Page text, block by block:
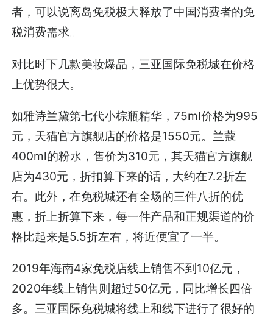
者，可以说离岛免税极大释放了中国消费者的免
税消费需求。
对比时下几款美妆爆品，三亚国际免税城在价格
上优势很大。
如雅诗兰黛第七代小棕瓶精华，75ml价格为995
元，天猫官方旗舰店的价格是1550元。兰蔻
400ml的粉水，售价为310元，其天猫官方旗舰
店为430元，折扣算下来的话，大约在7.2折左
右。此外，在免税城还有全场的三件八折的优
惠，折上折算下来，每一件产品和正规渠道的价
格比起来是5.5折左右，将近便宜了一半。
2019年海南4家免税店线上销售不到10亿元，
2020年线上销售则超过50亿元，同比增长四倍
多。三亚国际免税城将线上和线下进行了很好的